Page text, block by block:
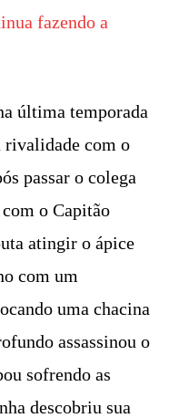
fazendo a
última temporada
rivalidade com o
passar o colega
o Capitão
atingir o ápice
com um
uma chacina
assassinou o
sofrendo as
descobriu sua